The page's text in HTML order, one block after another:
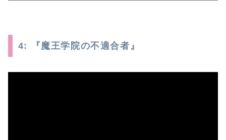
4: 『魔王学院の不適合者』